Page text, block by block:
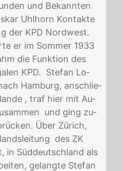
und Be­kann­ten
Uhl­horn Kon­tak­te
der KPD Nord­west.
er im Som­mer 1933
die Funk­ti­on des
KPD. Ste­fan Lo­
Ham­burg, an­schlie­
, traf hier mit Au­
und ging zu­
Über Zü­rich,
des ZK
in Süd­deutsch­land als
ge­lang­te Ste­fan